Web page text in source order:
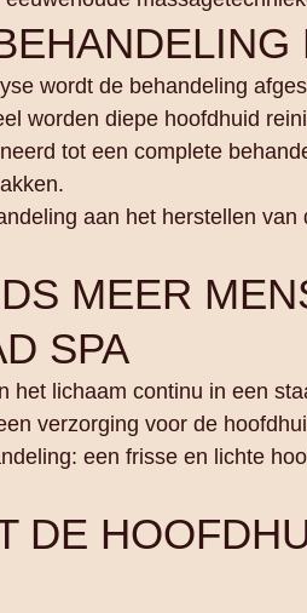
wordt de behandeling
worden diepe hoofdhuid
tot een complete
aan het herstellen
MEER
SPA
het lichaam continu in een
verzorging voor de
een frisse en lichte
DE